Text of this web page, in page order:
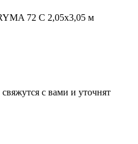
72 C 2,05х3,05 м
с вами и уточнят